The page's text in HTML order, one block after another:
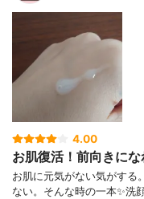
4.00
お肌復活！前向きにな
お肌に元気がない気がする
ない。そんな時の一本✨洗